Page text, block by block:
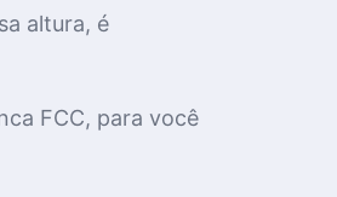
altura, é
FCC, para você